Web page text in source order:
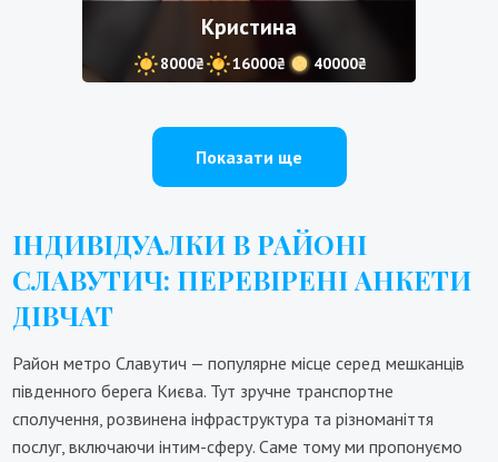
Кристина
8000₴ 16000₴ 40000₴
Показати ще
ІНДИВІДУАЛКИ В РАЙОНІ
СЛАВУТИЧ: ПЕРЕВІРЕНІ АНКЕТИ
ДІВЧАТ
Район метро Славутич — популярне місце серед мешканців
південного берега Києва. Тут зручне транспортне
сполучення, розвинена інфраструктура та різноманіття
послуг, включаючи інтим-сферу. Саме тому ми пропонуємо